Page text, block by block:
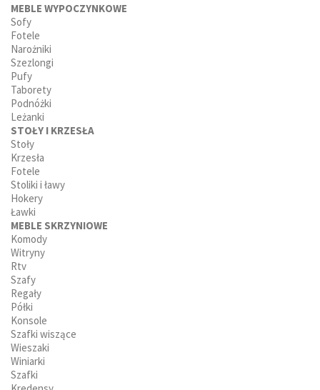
MEBLE WYPOCZYNKOWE
Sofy
Fotele
Narożniki
Szezlongi
Pufy
Taborety
Podnóżki
Leżanki
STOŁY I KRZESŁA
Stoły
Krzesła
Fotele
Stoliki i ławy
Hokery
Ławki
MEBLE SKRZYNIOWE
Komody
Witryny
Rtv
Szafy
Regały
Półki
Konsole
Szafki wiszące
Wieszaki
Winiarki
Szafki